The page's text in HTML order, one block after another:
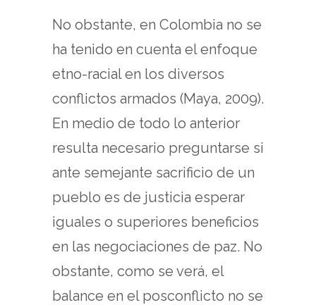
No obstante, en Colombia no se
ha tenido en cuenta el enfoque
etno-racial en los diversos
conflictos armados (Maya, 2009).
En medio de todo lo anterior
resulta necesario preguntarse si
ante semejante sacrificio de un
pueblo es de justicia esperar
iguales o superiores beneficios
en las negociaciones de paz. No
obstante, como se verá, el
balance en el posconflicto no se